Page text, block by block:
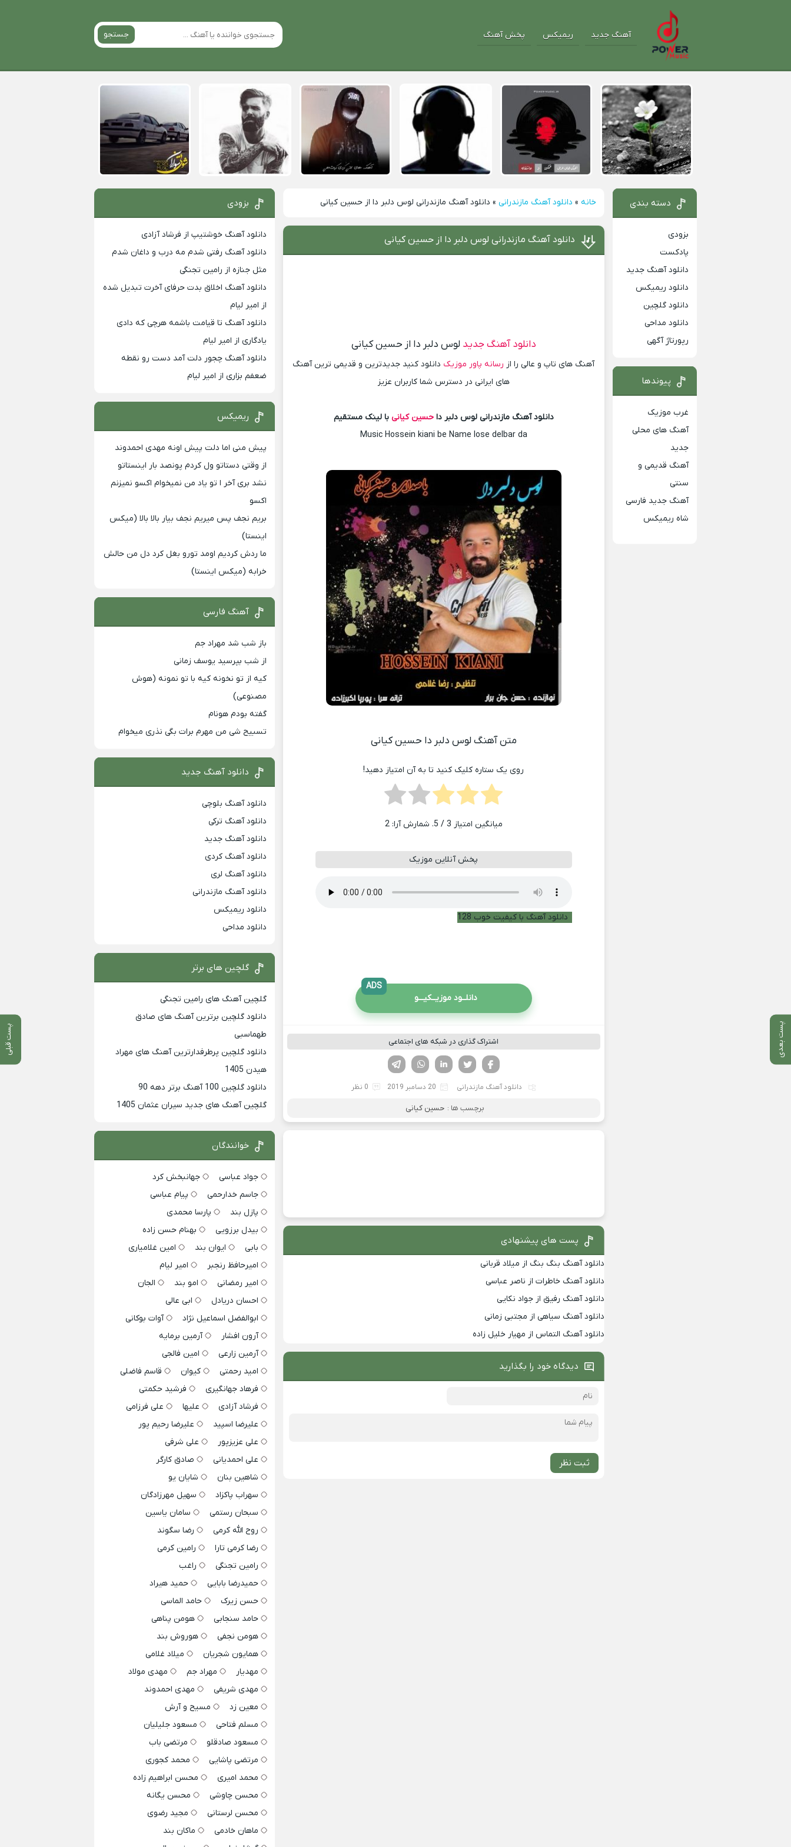
آهنگ جدید ریمیکس پخش آهنگ جستجو
خانه » دانلود آهنگ مازندرانی » دانلود آهنگ مازندرانی لوس دلبر دا از حسین کیانی
پست بعدی پست قبلی
دانلود آهنگ مازندرانی لوس دلبر دا از حسین کیانی
دانلود آهنگ جدید لوس دلبر دا از حسین کیانی
آهنگ های تاپ و عالی را از رسانه پاور موزیک دانلود کنید جدیدترین و قدیمی ترین آهنگ
های ایرانی در دسترس شما کاربران عزیز
دانلود آهنگ مازندرانی لوس دلبر داحسین کیانی با لینک مستقیم
Music Hossein kiani be Name lose delbar da
متن آهنگ لوس دلبر دا حسین کیانی
روی یک ستاره کلیک کنید تا به آن امتیاز دهید!
میانگین امتیاز 3 / 5. شمارش آرا: 2
پخش آنلاین موزیک
دانلود آهنگ با کیفیت خوب 128
دانلــود موزیــکیـــو
ADS
اشتراک گذاری در شبکه های اجتماعی
لینکدین تویتر
فیسوک
دانلود آهنگ مازندرانی 20 دسامبر 2019 0 نظر
برچسب ها : حسین کیانی
پست های پیشنهادی
دانلود آهنگ بنگ بنگ از میلاد قربانی
دانلود آهنگ خاطرات از ناصر عباسی
دانلود آهنگ رفیق از جواد نکایی
دانلود آهنگ سیاهی از مجتبی زمانی
دانلود آهنگ التماس از مهیار خلیل زاده
دیدگاه خود را بگذارید
ثبت نظر
دسته بندی
بزودی
پادکست
دانلود آهنگ جدید
دانلود ریمیکس
دانلود گلچین
دانلود مداحی
رپورتاژ آگهی
پیوندها
غرب موزیک
آهنگ های محلی
جدید
آهنگ قدیمی و
سنتی
آهنگ جدید فارسی
شاه ریمیکس
بزودی
دانلود آهنگ خوشتیپ از فرشاد آزادی
دانلود آهنگ رفتی شدم مه درب و داغان شدم
مثل جنازه از رامین تجنگی
دانلود آهنگ اخلاق بدت حرفای آخرت تبدیل شده
از امیر لیام
دانلود آهنگ تا قیامت باشمه هرچی که دادی
یادگاری از امیر لیام
دانلود آهنگ چجور دلت آمد دست رو نقطه
ضعفم بزاری از امیر لیام
ریمیکس
پیش منی اما دلت پیش اونه مهدی احمدوند
از وقتی دستاتو ول کردم پونصد بار اینستاتو
نشد بری آخر ا تو یاد من نمیخوام اکسو نمیزنم
اکسو
بریم نجف پس میریم نجف بیار بالا بالا (میکس
اینستا)
ما ردش کردیم اومد تورو بغل کرد دل من حالش
خرابه (میکس اینستا)
آهنگ فارسی
باز شب شد مهراد جم
از شب بپرسید یوسف زمانی
کیه از تو نخونه کیه با تو نمونه (هوش
مصنوعی)
گفته بودم هونام
تسبیح شی من مهرم برات بگی نذری میخوام
دانلود آهنگ جدید
دانلود آهنگ بلوچی
دانلود آهنگ ترکی
دانلود آهنگ جدید
دانلود آهنگ کردی
دانلود آهنگ لری
دانلود آهنگ مازندرانی
دانلود ریمیکس
دانلود مداحی
گلچین های برتر
گلچین آهنگ های رامین تجنگی
دانلود گلچین برترین آهنگ های صادق
طهماسبی
دانلود گلچین پرطرفدارترین آهنگ های مهراد
هیدن 1405
دانلود گلچین 100 آهنگ برتر دهه 90
گلچین آهنگ های جدید سیران عثمان 1405
خوانندگان
جواد عباسی
جهانبخش کرد
جاسم خدارحمی
پیام عباسی
پازل بند
پارسا محمدی
بیدل برزویی
بهنام حسن زاده
بابی
ایوان بند
امین غلامیاری
امیرحافظ رنجبر
امیر لیام
امیر رمضانی
امو بند
الجان
احسان دریادل
ابی عالی
ابوالفضل اسماعیل نژاد
آوات بوکانی
آرون افشار
آرمین برمایه
آرمین زارعی
امین فالجی
امید رحمتی
کیوان
قاسم فاضلی
فرهاد جهانگیری
فرشید حکمتی
فرشاد آزادی
علیها
علی فرزامی
علیرضا اسپید
علیرضا رحیم پور
علی عزیزپور
علی شرفی
علی احمدیانی
صادق کارگر
شاهین بنان
شایان یو
سهراب پاکزاد
سهیل مهرزادگان
سبحان رستمی
سامان یاسین
روح الله کرمی
رضا سگوند
رضا کرمی تارا
رامین کرمی
رامین تجنگی
راغب
حمیدرضا بابایی
حمید هیراد
حسن زیرک
حامد الماسی
حامد سنجابی
هومن پناهی
هومن نجفی
هوروش بند
همایون شجریان
میلاد غلامی
مهدیار
مهراد جم
مهدی مولاد
مهدی شریفی
مهدی احمدوند
معین زد
مسیح و آرش
مسلم فتاحی
مسعود جلیلیان
مسعود صادقلو
مرتضی باب
مرتضی پاشایی
محمد کجوری
محمد امیری
محسن ابراهیم زاده
محسن چاوشی
محسن یگانه
محسن لرستانی
مجید رضوی
ماهان خادمی
ماکان بند